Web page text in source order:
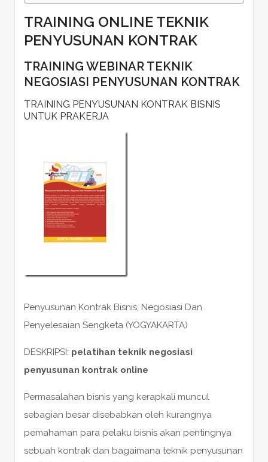
TRAINING ONLINE TEKNIK
PENYUSUNAN KONTRAK
TRAINING WEBINAR TEKNIK
NEGOSIASI PENYUSUNAN KONTRAK
TRAINING PENYUSUNAN KONTRAK BISNIS
UNTUK PRAKERJA
Penyusunan Kontrak Bisnis, Negosiasi Dan
Penyelesaian Sengketa (YOGYAKARTA)
DESKRIPSI: pelatihan teknik negosiasi
penyusunan kontrak online
Permasalahan bisnis yang kerapkali muncul
sebagian besar disebabkan oleh kurangnya
pemahaman para pelaku bisnis akan pentingnya
sebuah kontrak dan bagaimana teknik penyusunan